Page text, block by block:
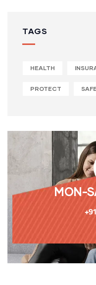
TAGS
HEALTH
PROTECT SAFE
MON-